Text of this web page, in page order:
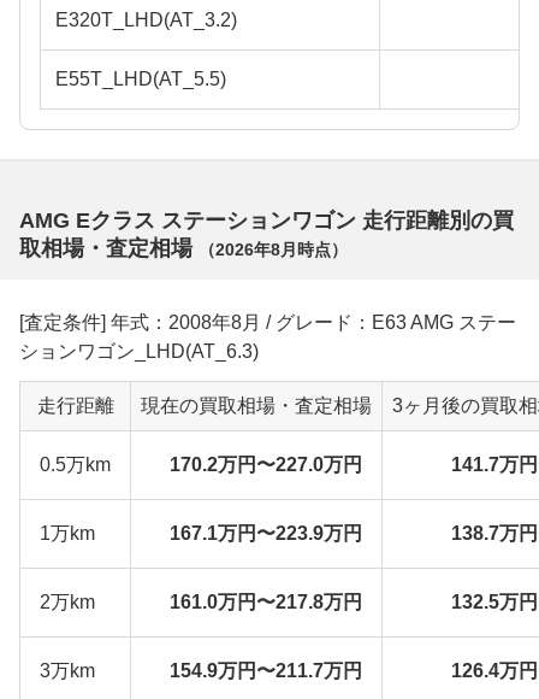
E320T_LHD(AT_3.2)
E55T_LHD(AT_5.5)
AMG Eクラス ステーションワゴン 走行距離別の買
取相場・査定相場
（2026年8月 時点）
[査定条件] 年式：2008年8月 / グレード：E63 AMG ステー
ションワゴン_LHD(AT_6.3)
走行距離 現在の買取相場・査定相場 3ヶ月後の買取
0.5万km 170.2万円〜227.0万円 141.7万
1万km 167.1万円〜223.9万円 138.7万
2万km 161.0万円〜217.8万円 132.5万
3万km 154.9万円〜211.7万円 126.4万